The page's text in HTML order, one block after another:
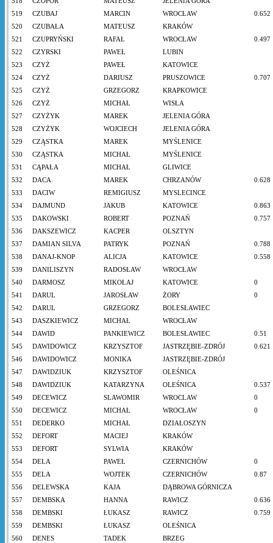
519
CZUBAJ MARCIN WROCŁAW
0.652
520
CZUBAŁA MATEUSZ
KRAKÓW
521
CZUPRYŃSKI RAFAŁ WROCŁAW
0.497
522
CZYRSKI PAWEŁ
LUBIN
523
CZYŻ PAWEŁ
KATOWICE
524
CZYŻ DARIUSZ PRUSZOWICE
0.707
525
CZYŻ GRZEGORZ
KRAPKOWICE
526
CZYŻ MICHAŁ
WISŁA
527
CZYŻYK MAREK
JELENIA GÓRA
528
CZYŻYK WOJCIECH
JELENIA GÓRA
529
CZĄSTKA MAREK
MYŚLENICE
530
CZĄSTKA MICHAŁ
MYŚLENICE
531
CĄPAŁA MICHAŁ
GLIWICE
532
DACA MAREK CHRZANÓW
0.628
533
DACIW REMIGIUSZ
MYSLECINCE
534
DAJMUND JAKUB KATOWICE
0.863
535
DAKOWSKI ROBERT POZNAŃ
0.757
536
DAKSZEWICZ KACPER
OLSZTYN
537
DAMIAN SILVA PATRYK POZNAŃ
0.788
538
DANAJ-KNOP ALICJA KATOWICE
0.558
539
DANILISZYN RADOSŁAW
WROCŁAW
540
DARMOSZ MIKOŁAJ KATOWICE
0
541
DARUL JAROSŁAW ŻORY
0
542
DARUL GRZEGORZ
BOLESŁAWIEC
543
DASZKIEWICZ MICHAŁ
WROCŁAW
544
DAWID PANKIEWICZ BOLESŁAWIEC
0.51
545
DAWIDOWICZ KRZYSZTOF JASTRZĘBIE-ZDRÓJ
0.621
546
DAWIDOWICZ MONIKA
JASTRZĘBIE-ZDRÓJ
547
DAWIDZIUK KRZYSZTOF
OLEŚNICA
548
DAWIDZIUK KATARZYNA OLEŚNICA
0.537
549
DECEWICZ SLAWOMIR WROCLAW
0
550
DECEWICZ MICHAŁ WROCŁAW
0
551
DEDERKO MICHAŁ
DZIAŁOSZYN
552
DEFORT MACIEJ
KRAKÓW
553
DEFORT SYLWIA
KRAKÓW
554
DELA PAWEŁ CZERNICHÓW
0
555
DELA WOJTEK CZERNICHÓW
0.87
556
DELEWSKA KAJA
DĄBROWA GÓRNICZA
557
DEMBSKA HANNA RAWICZ
0.636
558
DEMBSKI ŁUKASZ RAWICZ
0.759
559
DEMBSKI ŁUKASZ
OLEŚNICA
560
DENES TADEK
BRZEG